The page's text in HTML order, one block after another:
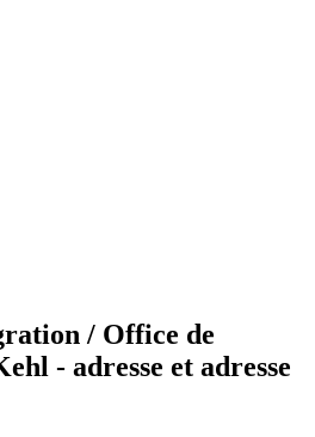
/ Office de
- adresse et adresse